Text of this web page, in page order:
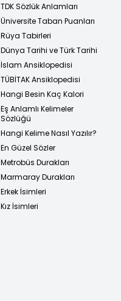
TDK Sözlük Anlamları
Üniversite Taban Puanları
Rüya Tabirleri
Dünya Tarihi ve Türk Tarihi
İslam Ansiklopedisi
TÜBİTAK Ansiklopedisi
Hangi Besin Kaç Kalori
Eş Anlamlı Kelimeler
Sözlüğü
Hangi Kelime Nasıl Yazılır?
En Güzel Sözler
Metrobüs Durakları
Marmaray Durakları
Erkek İsimleri
Kız İsimleri